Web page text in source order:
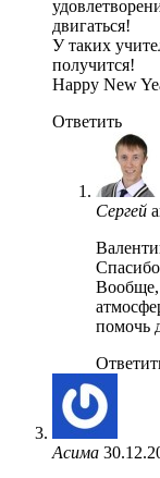
двигаться!
У таких
получится!
Happy New
Ответить
Сергей
Вообще,
помочь
Асима